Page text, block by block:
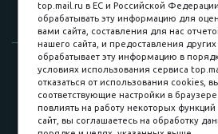
8 (3822) 65-
© 2015-2026. Компания
ИП Саворенко Валерий
Соляная, 6 стр. 16,
top.mail.ru в ЕС и Российской
обрабатывать эту информацию для
вами сайта, составления для нас
нашего сайта, и предоставления
обрабатывает эту информацию в
условиях использования сервиса
отказаться от использования cookies,
соответствующие настройки в
повлиять на работу некоторых функций
сайт, вы соглашаетесь на обработку